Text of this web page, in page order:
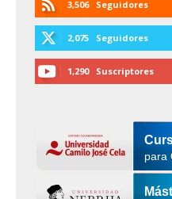
3,506 Seguidores
2,075 Seguidores
1,290 Suscriptores
para